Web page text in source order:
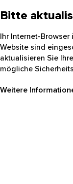
Bitte
Ihr Internet-Browser
Website sind
aktualisieren Sie
mögliche
Weitere